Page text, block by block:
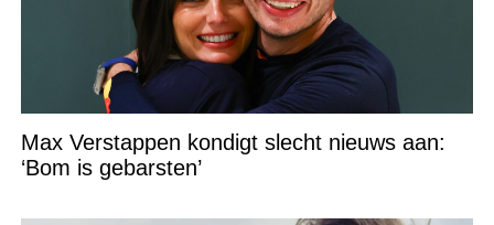
Max Verstappen kondigt slecht nieuws aan:
‘Bom is gebarsten’